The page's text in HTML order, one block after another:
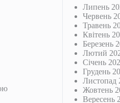
Липень
Червень
Травень
Квітень
Березень
Лютий
Січень
Грудень
Листопад
Жовтень
Вересень